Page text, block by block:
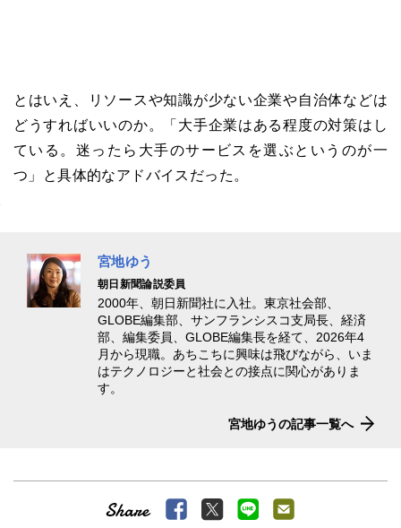
とはいえ、リソースや知識が少ない企業や自治体などは
どうすればいいのか。「大手企業はある程度の対策はし
ている。迷ったら大手のサービスを選ぶというのが一
つ」と具体的なアドバイスだった。
宮地ゆう
朝日新聞論説委員
2000年、朝日新聞社に入社。東京社会部、
GLOBE編集部、サンフランシスコ支局長、経済
部、編集委員、GLOBE編集長を経て、2026年4
月から現職。あちこちに興味は飛びながら、いま
はテクノロジーと社会との接点に関心がありま
す。
宮地ゆうの記事一覧へ